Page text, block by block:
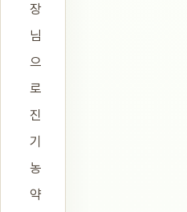
장
님
으
로
진
기
농
약